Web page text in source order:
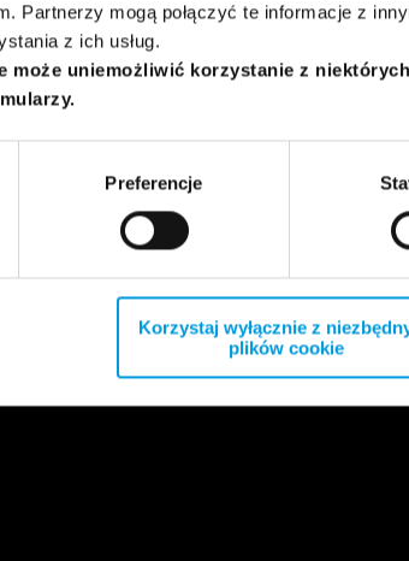
Partnerzy mogą połączyć te informacje z
z ich usług.
może uniemożliwić korzystanie z
Preferencje
Korzystaj wyłącznie z
plików cookie